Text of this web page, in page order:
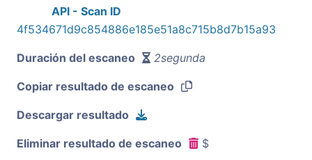
API - Scan ID
4f534671d9c854886e185e51a8c715b8d7b15a93
Duración del escaneo 2segunda
Copiar resultado de escaneo
Descargar resultado
Eliminar resultado de escaneo $